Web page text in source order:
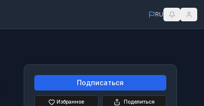
RU
Подписаться
Избранное Поделиться